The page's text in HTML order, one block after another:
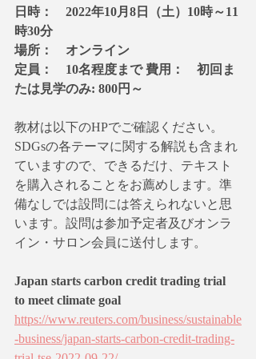
日時：　2022年10月8日（土）10時～11
時30分
場所：　オンライン
定員：　10名程度まで 費用：　初回ま
たは見学のみ: 800円～
教材は以下のHPでご確認ください。
SDGsの各テーマに関する解説も含まれ
ていますので、できるだけ、テキスト
を購入されることをお薦めします。準
備なしでは設問には答えられないと思
います。設問は参加予定者及びオンラ
イン・サロン会員に送付します。
Japan starts carbon credit trading trial
to meet climate goal
https://www.reuters.com/business/sustainable
-business/japan-starts-carbon-credit-trading-